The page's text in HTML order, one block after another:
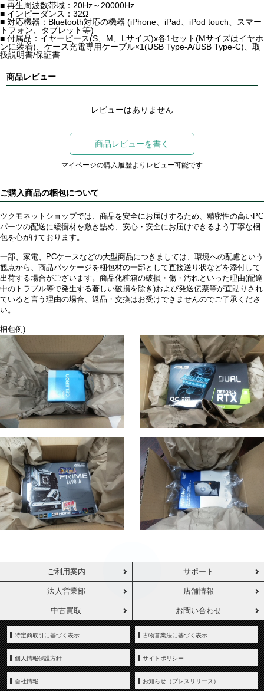
■ 再生周波数帯域：20Hz～20000Hz
■ インピーダンス：32Ω
■ 対応機器：Bluetooth対応の機器 (iPhone、iPad、iPod touch、スマー
トフォン、タブレット等)
■ 付属品：イヤーピース(S、M、Lサイズ)x各1セット(Mサイズはイヤホ
ンに装着)、ケース充電専用ケーブル×1(USB Type-A/USB Type-C)、取
扱説明書/保証書
商品レビュー
レビューはありません
商品レビューを書く
マイページの購入履歴よりレビュー可能です
ご購入商品の梱包について
ツクモネットショップでは、商品を安全にお届けするため、精密性の高いPC
パーツの配送に緩衝材を敷き詰め、安心・安全にお届けできるよう丁寧な梱
包を心がけております。
一部、家電、PCケースなどの大型商品につきましては、環境への配慮という
観点から、商品パッケージを梱包材の一部として直接送り状などを添付して
出荷する場合がございます。商品化粧箱の破損・傷・汚れといった理由(配達
中のトラブル等で発生する著しい破損を除き)および発送伝票等が直貼りされ
ていると言う理由の場合、返品・交換はお受けできませんのでご了承くださ
い。
梱包例)
ご利用案内 サポート
法人営業部 店舗情報
中古買取 お問い合わせ
特定商取引に基づく表示 古物営業法に基づく表示
個人情報保護方針 サイトポリシー
会社情報 お知らせ（プレスリリース）